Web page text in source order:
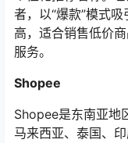
者，以“爆款”模式
高，适合销售低价
服务。
Shopee
Shopee是东南亚地
马来西亚、泰国、